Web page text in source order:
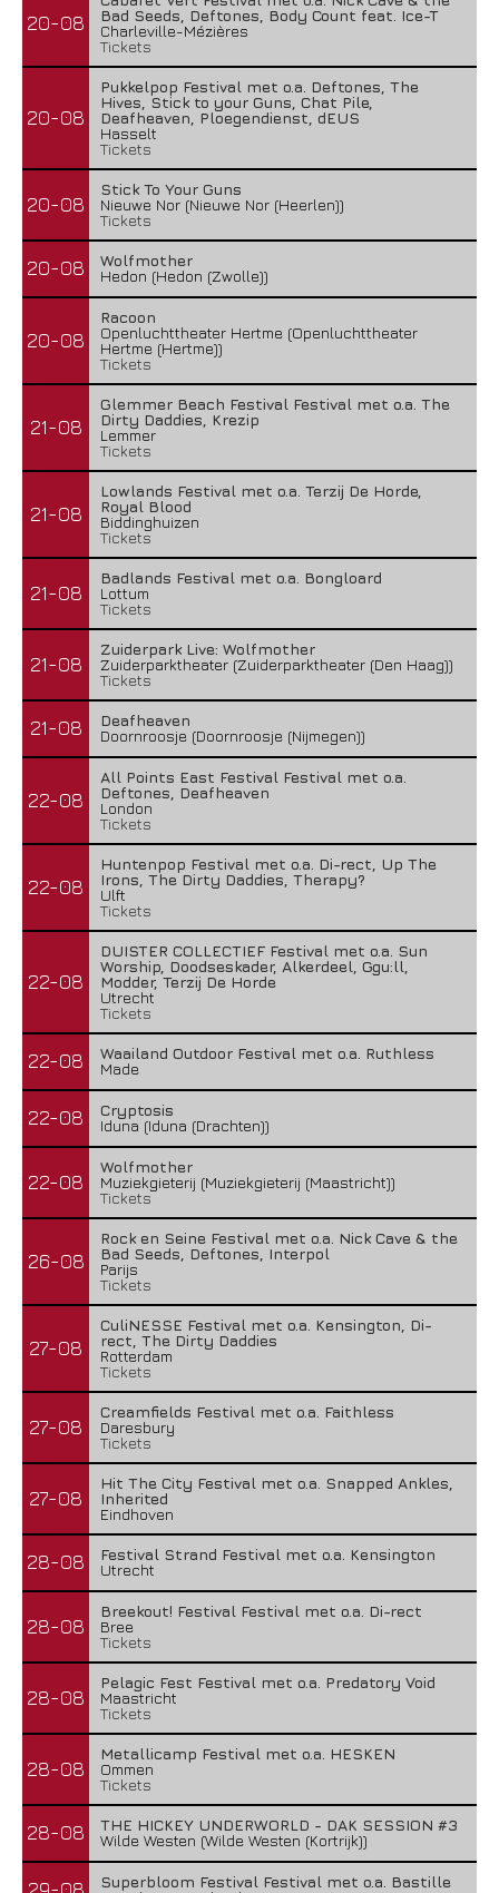
20-08
Bad Seeds, Deftones, Body Count feat. Ice-T
Charleville-Mézières
Tickets
20-08
Pukkelpop Festival met o.a. Deftones, The
Hives, Stick to your Guns, Chat Pile,
Deafheaven, Ploegendienst, dEUS
Hasselt
Tickets
20-08
Stick To Your Guns
Nieuwe Nor (Nieuwe Nor (Heerlen))
Tickets
20-08
Wolfmother
Hedon (Hedon (Zwolle))
20-08
Racoon
Openluchttheater Hertme (Openluchttheater
Hertme (Hertme))
Tickets
21-08
Glemmer Beach Festival Festival met o.a. The
Dirty Daddies, Krezip
Lemmer
Tickets
21-08
Lowlands Festival met o.a. Terzij De Horde,
Royal Blood
Biddinghuizen
Tickets
21-08
Badlands Festival met o.a. Bongloard
Lottum
Tickets
21-08
Zuiderpark Live: Wolfmother
Zuiderparktheater (Zuiderparktheater (Den Haag))
Tickets
21-08
Deafheaven
Doornroosje (Doornroosje (Nijmegen))
22-08
All Points East Festival Festival met o.a.
Deftones, Deafheaven
London
Tickets
22-08
Huntenpop Festival met o.a. Di-rect, Up The
Irons, The Dirty Daddies, Therapy?
Ulft
Tickets
22-08
DUISTER COLLECTIEF Festival met o.a. Sun
Worship, Doodseskader, Alkerdeel, Ggu:ll,
Modder, Terzij De Horde
Utrecht
Tickets
22-08
Waailand Outdoor Festival met o.a. Ruthless
Made
22-08
Cryptosis
Iduna (Iduna (Drachten))
22-08
Wolfmother
Muziekgieterij (Muziekgieterij (Maastricht))
Tickets
26-08
Rock en Seine Festival met o.a. Nick Cave & the
Bad Seeds, Deftones, Interpol
Parijs
Tickets
27-08
CuliNESSE Festival met o.a. Kensington, Di-
rect, The Dirty Daddies
Rotterdam
Tickets
27-08
Creamfields Festival met o.a. Faithless
Daresbury
Tickets
27-08
Hit The City Festival met o.a. Snapped Ankles,
Inherited
Eindhoven
28-08
Festival Strand Festival met o.a. Kensington
Utrecht
28-08
Breekout! Festival Festival met o.a. Di-rect
Bree
Tickets
28-08
Pelagic Fest Festival met o.a. Predatory Void
Maastricht
Tickets
28-08
Metallicamp Festival met o.a. HESKEN
Ommen
Tickets
28-08
THE HICKEY UNDERWORLD - DAK SESSION #3
Wilde Westen (Wilde Westen (Kortrijk))
Superbloom Festival Festival met o.a. Bastille